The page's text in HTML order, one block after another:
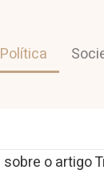
Política